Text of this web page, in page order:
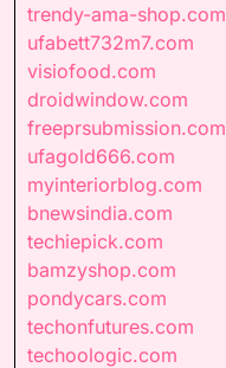
trendy-ama-shop.com
ufabett732m7.com
visiofood.com
droidwindow.com
freeprsubmission.com
ufagold666.com
myinteriorblog.com
bnewsindia.com
techiepick.com
bamzyshop.com
pondycars.com
techonfutures.com
techoologic.com